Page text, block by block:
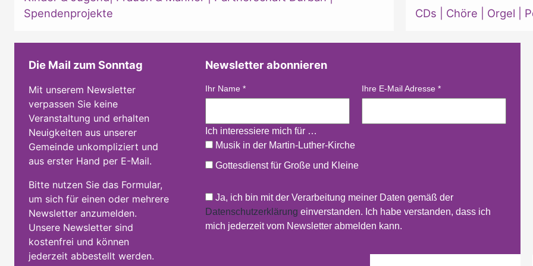
Spendenprojekte
CDs Chöre Orgel
Die Mail zum Sonntag
Mit unserem Newsletter
verpassen Sie keine
Veranstaltung und erhalten
Neuigkeiten aus unserer
Gemeinde unkompliziert und
aus erster Hand per E-Mail.
Bitte nutzen Sie das Formular,
um sich für einen oder mehrere
Newsletter anzumelden.
Unsere Newsletter sind
kostenfrei und können
jederzeit abbestellt werden.
Newsletter abonnieren
Ihr Name * Ihre E-Mail Adresse *
Ich interessiere mich für …
Musik in der Martin-Luther-Kirche
Gottesdienst für Große und Kleine
Ja, ich bin mit der Verarbeitung meiner Daten gemäß der
Datenschutzerklärung einverstanden. Ich habe verstanden, dass ich
mich jederzeit vom Newsletter abmelden kann.